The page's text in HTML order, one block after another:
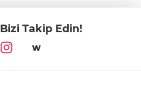
Bizi Takip Edin!